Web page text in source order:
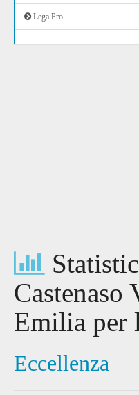
Lega Pro
Castenaso
Emilia per
Eccellenza